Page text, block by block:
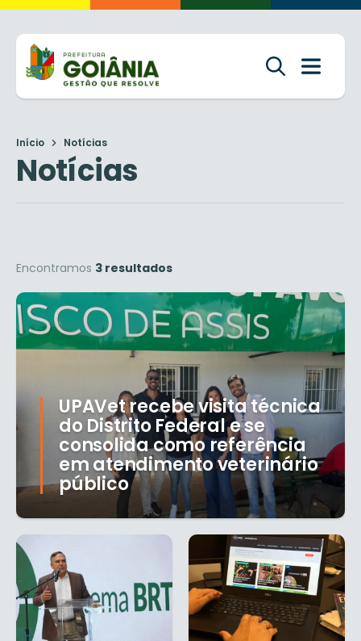
Início Notícias
Notícias
Encontramos 3 resultados
UPAVet recebe visita técnica
do Distrito Federal e se
consolida como referência
em atendimento veterinário
público